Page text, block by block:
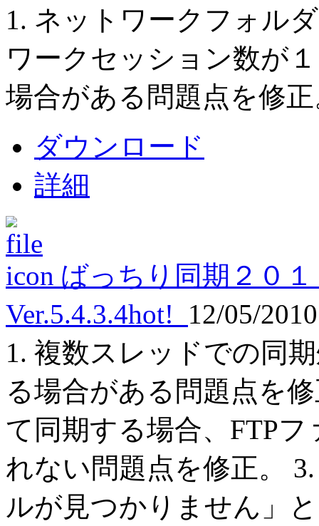
1. ネットワークフォル
ワークセッション数が
場合がある問題点を修
ダウンロード
詳細
ばっちり同期２０
Ver.5.4.3.4hot!
12/05/
1. 複数スレッドでの同
る場合がある問題点を
て同期する場合、FTP
れない問題点を修正。
ルが見つかりません」